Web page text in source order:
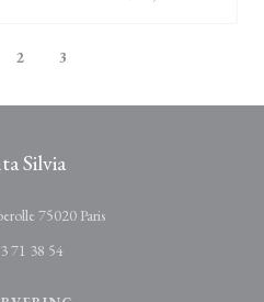
2 3
Silvia
75020 Paris((opent in een nieuw
71 38 54